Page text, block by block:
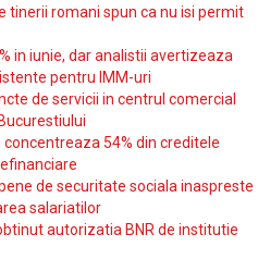
tinerii romani spun ca nu isi permit
in iunie, dar analistii avertizeaza
pentru IMM-uri
de servicii in centrul comercial
54% din creditele
de securitate sociala inaspreste
salariatilor
autorizatia BNR de institutie